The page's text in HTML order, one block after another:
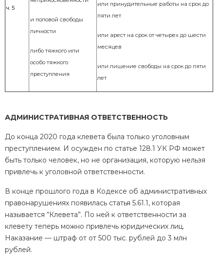
ч. 5
и половой свободы
личности
либо тяжкого или
особо тяжкого
преступления
или принудительные работы на срок до
пяти лет
или арест на срок от четырех до шести
месяцев
или лишение свободы на срок до пяти
лет
АДМИНИСТРАТИВНАЯ ОТВЕТСТВЕННОСТЬ
До конца 2020 года клевета была только уголовным
преступлением. И осужден по статье 128.1 УК РФ может
быть только человек, но не организация, которую нельзя
привлечь к уголовной ответственности.
В конце прошлого года в Кодексе об административных
правонарушениях появилась статья 5.61.1, которая
называется “Клевета”. По ней к ответственности за
клевету теперь можно привлечь юридических лиц.
Наказание — штраф от от 500 тыс. рублей до 3 млн
рублей.